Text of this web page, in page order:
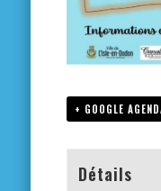
+ GOOGLE
Détails